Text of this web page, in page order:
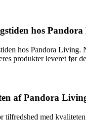
hos
hos Pandora
produkter leveret før
af Pandora
tilfredshed med